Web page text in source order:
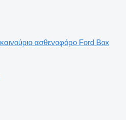
καινούριο ασθενοφόρο Ford Box